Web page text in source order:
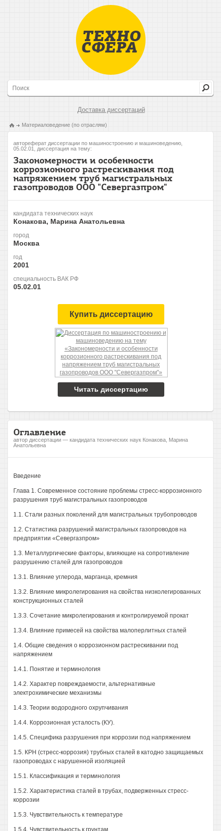
Доставка диссертаций
Материаловедение (по отраслям)
автореферат диссертации по машиностроению и машиноведению,
05.02.01, диссертация на тему:
Закономерности и особенности
коррозионного растрескивания под
напряжением труб магистральных
газопроводов ООО "Севергазпром"
кандидата технических наук
Конакова, Марина Анатольевна
город
Москва
год
2001
специальность ВАК РФ
05.02.01
Купить диссертацию
Читать диссертацию
Оглавление
автор диссертации — кандидата технических наук Конакова, Марина
Анатольевна
Введение
Глава 1. Современное состояние проблемы стресс-коррозионного
разрушения труб магистральных газопроводов
1.1. Стали разных поколений для магистральных трубопроводов
1.2. Статистика разрушений магистральных газопроводов на
предприятии «Севергазпром»
1.3. Металлургические факторы, влияющие на сопротивление
разрушению сталей для газопроводов
1.3.1. Влияние углерода, марганца, кремния
1.3.2. Влияние микролегирования на свойства низколегированных
конструкционных сталей
1.3.3. Сочетание микролегирования и контролируемой прокат
1.3.4. Влияние примесей на свойства малоперлитных сталей
1.4. Общие сведения о коррозионном растрескивании под
напряжением
1.4.1. Понятие и терминология
1.4.2. Характер повреждаемости, альтернативные
электрохимические механизмы
1.4.3. Теории водородного охрупчивания
1.4.4. Коррозионная усталость (КУ).
1.4.5. Специфика разрушения при коррозии под напряжением
1.5. КРН (стресс-коррозия) трубных сталей в катодно защищаемых
газопроводах с нарушенной изоляцией
1.5.1. Классификация и терминология
1.5.2. Характеристика сталей в трубах, подверженных стресс-
коррозии
1.5.3. Чувствительность к температуре
1.5.4. Чувствительность к грунтам